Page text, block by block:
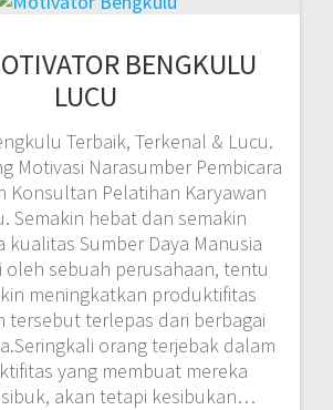
BENGKULU
LUCU
Terbaik, Terkenal & Lucu.
Motivasi Narasumber Pembicara
Konsultan Pelatihan Karyawan
Semakin hebat dan semakin
kualitas Sumber Daya Manusia
oleh sebuah perusahaan, tentu
meningkatkan produktifitas
tersebut terlepas dari berbagai
orang terjebak dalam
yang membuat mereka
akan tetapi kesibukan…